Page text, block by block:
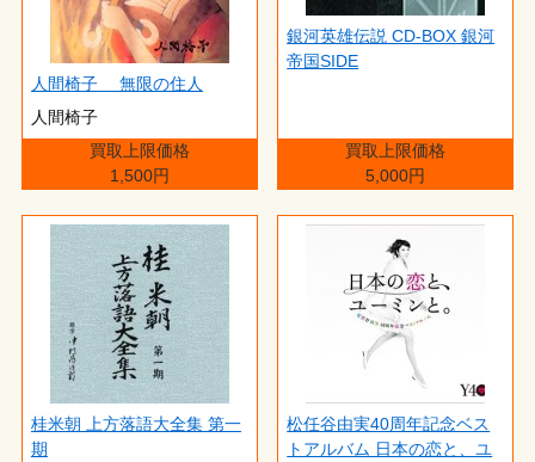
人間椅子 無限の住人
人間椅子
買取上限価格
1,500円
銀河英雄伝説 CD-BOX 銀河
帝国SIDE
買取上限価格
5,000円
桂米朝 上方落語大全集 第一
期
松任谷由実40周年記念ベス
トアルバム 日本の恋と、ユ